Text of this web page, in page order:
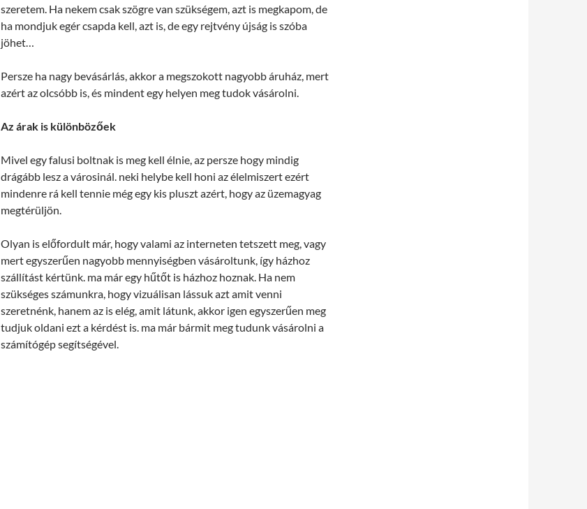
szeretem. Ha nekem csak szögre van szükségem, azt is megkapom, de
ha mondjuk egér csapda kell, azt is, de egy rejtvény újság is szóba
jöhet…
Persze ha nagy bevásárlás, akkor a megszokott nagyobb áruház, mert
azért az olcsóbb is, és mindent egy helyen meg tudok vásárolni.
Az árak is különbözőek
Mivel egy falusi boltnak is meg kell élnie, az persze hogy mindig
drágább lesz a városinál. neki helybe kell honi az élelmiszert ezért
mindenre rá kell tennie még egy kis pluszt azért, hogy az üzemagyag
megtérüljön.
Olyan is előfordult már, hogy valami az interneten tetszett meg, vagy
mert egyszerűen nagyobb mennyiségben vásároltunk, így házhoz
szállítást kértünk. ma már egy hűtőt is házhoz hoznak. Ha nem
szükséges számunkra, hogy vizuálisan lássuk azt amit venni
szeretnénk, hanem az is elég, amit látunk, akkor igen egyszerűen meg
tudjuk oldani ezt a kérdést is. ma már bármit meg tudunk vásárolni a
számítógép segítségével.